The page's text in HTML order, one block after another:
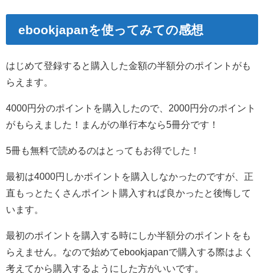
ebookjapanを使ってみての感想
はじめて登録すると購入した金額の半額分のポイントがも
らえます。
4000円分のポイントを購入したので、2000円分のポイント
がもらえました！まんがの単行本なら5冊分です！
5冊も無料で読めるのはとってもお得でした！
最初は4000円しかポイントを購入しなかったのですが、正
直もっとたくさんポイント購入すれば良かったと後悔して
います。
最初のポイントを購入する時にしか半額分のポイントをも
らえません。なので始めてebookjapanで購入する際はよく
考えてから購入するようにした方がいいです。